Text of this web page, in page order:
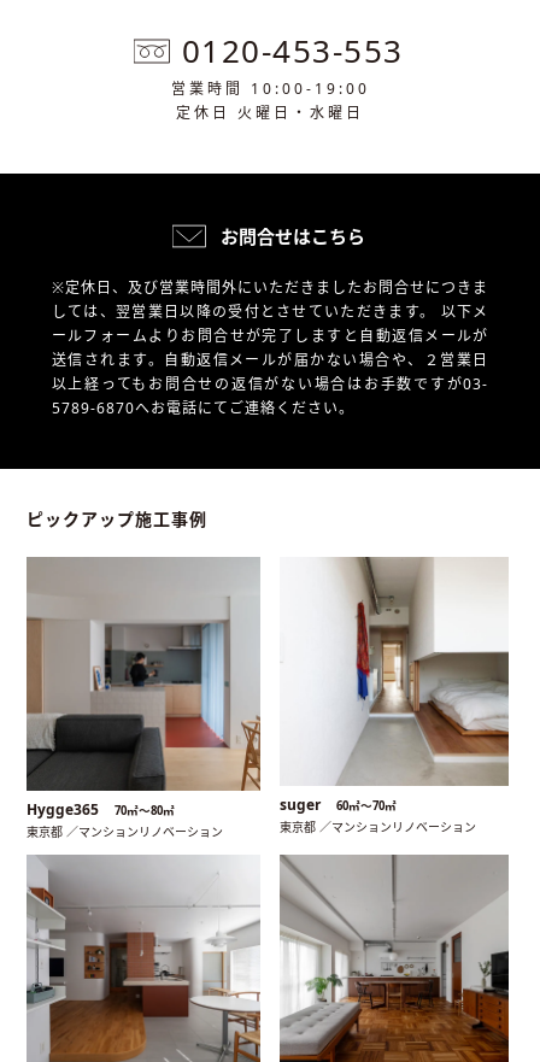
0120-453-553
営業時間 10:00-19:00
定休日 火曜日・水曜日
お問合せはこちら
※定休日、及び営業時間外にいただきましたお問合せにつきま
しては、翌営業日以降の受付とさせていただきます。 以下メ
ールフォームよりお問合せが完了しますと自動返信メールが
送信されます。自動返信メールが届かない場合や、
２営業日
以上経ってもお問合せの返信がない場合はお手数ですが03-
5789-6870へお電話にてご連絡ください。
ピックアップ施工事例
Hygge365 70㎡〜80㎡
東京都 ／マンションリノベーション
suger 60㎡〜70㎡
東京都 ／マンションリノベーション